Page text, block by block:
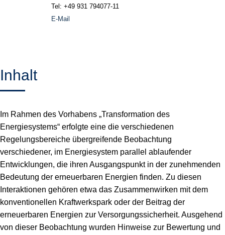
Tel: +49 931 794077-11
E-Mail
Inhalt
Im Rahmen des Vorhabens „Transformation des
Energiesystems“ erfolgte eine die verschiedenen
Regelungsbereiche übergreifende Beobachtung
verschiedener, im Energiesystem parallel ablaufender
Entwicklungen, die ihren Ausgangspunkt in der zunehmenden
Bedeutung der erneuerbaren Energien finden. Zu diesen
Interaktionen gehören etwa das Zusammenwirken mit dem
konventionellen Kraftwerkspark oder der Beitrag der
erneuerbaren Energien zur Versorgungssicherheit. Ausgehend
von dieser Beobachtung wurden Hinweise zur Bewertung und